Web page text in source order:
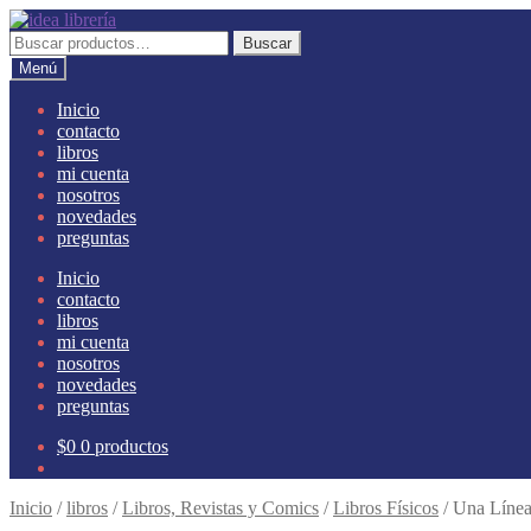
Ir
a
la
navegación
Ir
al
contenido
Buscar
por:
Buscar
Menú
Inicio
contacto
libros
mi cuenta
nosotros
novedades
preguntas
Inicio
contacto
libros
mi cuenta
nosotros
novedades
preguntas
$0 0 productos
Inicio /libros /Libros, Revistas y Comics /Libros Físicos /Una